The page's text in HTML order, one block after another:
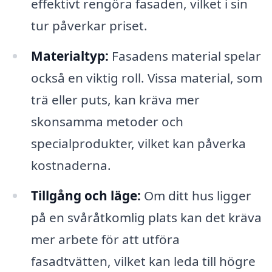
effektivt rengöra fasaden, vilket i sin
tur påverkar priset.
Materialtyp: Fasadens material spelar
också en viktig roll. Vissa material, som
trä eller puts, kan kräva mer
skonsamma metoder och
specialprodukter, vilket kan påverka
kostnaderna.
Tillgång och läge: Om ditt hus ligger
på en svåråtkomlig plats kan det kräva
mer arbete för att utföra
fasadtvätten, vilket kan leda till högre